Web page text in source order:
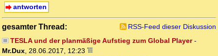
antworten
gesamter Thread:
RSS-Feed dieser Diskussion
TESLA und der planmäßige Aufstieg zum Global Player-
Mr.Dux, 28.06.2017, 12:23